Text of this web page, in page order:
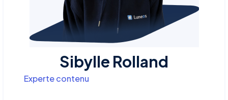
Sibylle Rolland
Experte contenu